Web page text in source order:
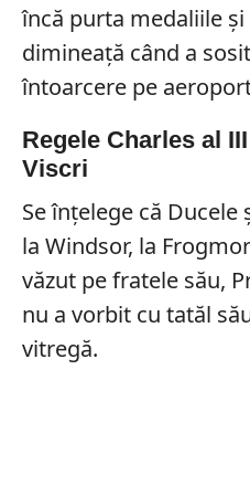
încă purta medaliile
dimineață când a
întoarcere pe
Regele Charles al
Viscri
Se înțelege că
la Windsor, la
văzut pe fratele său,
nu a vorbit cu tatăl
vitregă.